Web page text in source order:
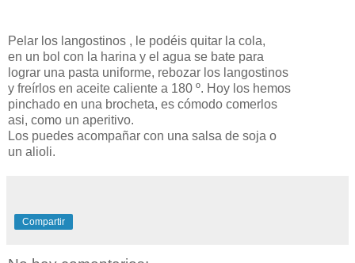
Pelar los langostinos , le podéis quitar la cola,
en un bol con la harina y el agua se bate para
lograr una pasta uniforme, rebozar los langostinos
y freírlos en aceite caliente a 180 º. Hoy los hemos
pinchado en una brocheta, es cómodo comerlos
asi, como un aperitivo.
Los puedes acompañar con una salsa de soja o
un alioli.
Compartir